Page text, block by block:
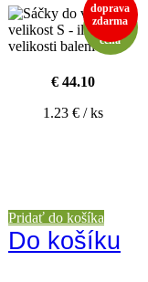
extra
nízká
cena
doprava
zdarma
€ 44.10
1.23 € / ks
Pridať do košíka
Do košíku